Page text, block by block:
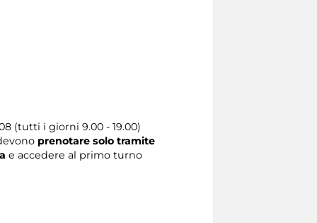
(tutti i giorni 9.00 - 19.00)
prenotare solo tramite
e accedere al primo turno